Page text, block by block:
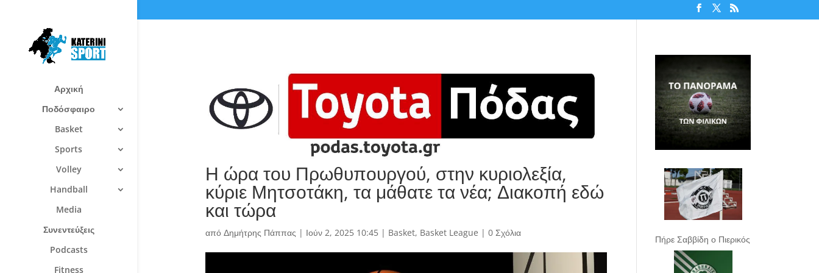
Αρχική
Ποδόσφαιρο
Basket
Sports
Volley
Handball
Media
Συνεντεύξεις
Podcasts
Fitness
Η ώρα του Πρωθυπουργού, στην κυριολεξία,
κύριε Μητσοτάκη, τα μάθατε τα νέα; Διακοπή εδώ
και τώρα
από Δημήτρης Πάππας | Ιούν 2, 2025 10:45| Basket, Basket League | 0 Σχόλια
Πήρε Σαββίδη ο Πιερικός